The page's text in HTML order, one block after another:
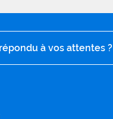
à vos attentes ?